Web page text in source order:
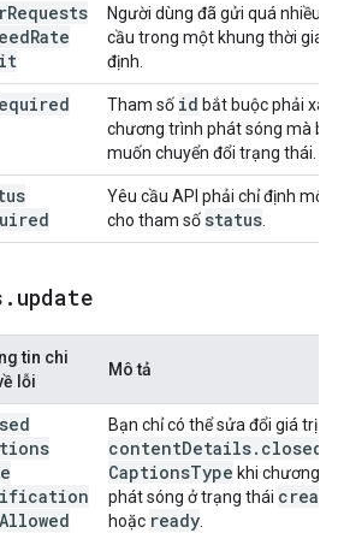
Requests
Rate
Người dùng đã gửi quá nhiều
cầu trong một khung thời gian
định.
Tham số id bắt buộc phải
chương trình phát sóng mà
muốn chuyển đổi trạng thái.
Yêu cầu API phải chỉ định một
cho tham số status
. update
tin chi
lỗi
Mô tả
Allowed
Bạn chỉ có thể sửa đổi giá trị
contentDetails. closed
CaptionsType khi chương
phát sóng ở trạng thái
hoặc ready